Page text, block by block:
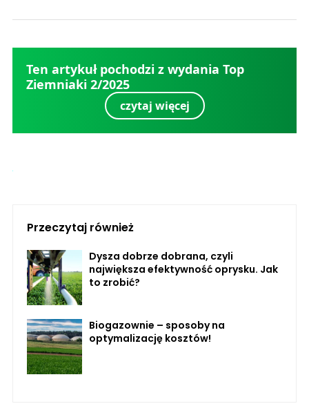
Ten artykuł pochodzi z wydania Top
Ziemniaki 2/2025
czytaj więcej
Przeczytaj również
Dysza dobrze dobrana, czyli
największa efektywność oprysku. Jak
to zrobić?
Biogazownie – sposoby na
optymalizację kosztów!